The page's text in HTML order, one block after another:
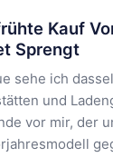
Kauf
Sprengt
sehe ich
und
vor mir, der